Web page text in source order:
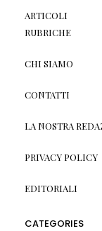
ARTICOLI
RUBRICHE
CHI SIAMO
CONTATTI
LA NOSTRA
PRIVACY POLICY
EDITORIALI
CATEGORIES